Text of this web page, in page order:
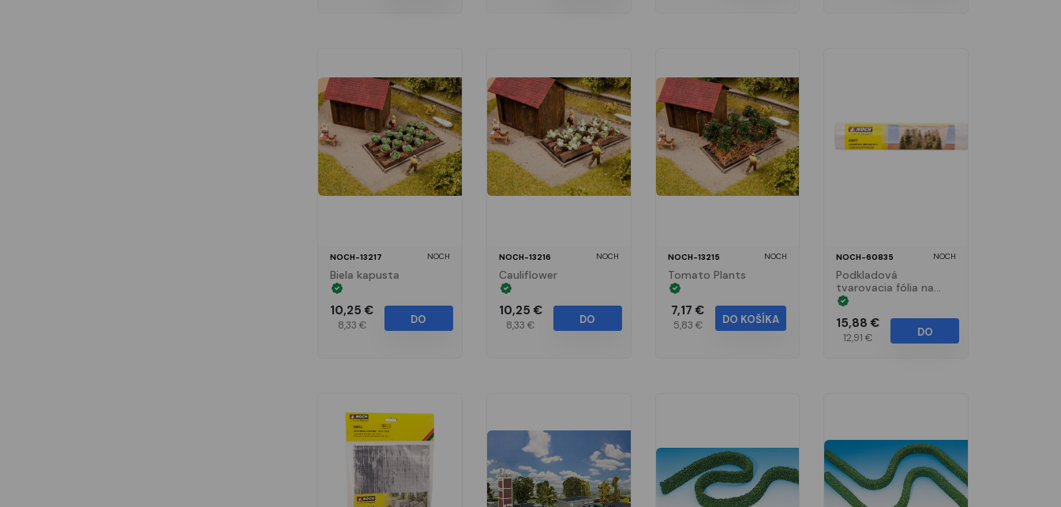
NOCH-13217 NOCH
Biela kapusta
10,25 €
8,33 € DO
NOCH-13216 NOCH
Cauliflower
10,25 €
8,33 € DO
NOCH-13215 NOCH
Tomato Plants
7,17 €
5,83 € DO KOŠÍKA
NOCH-60835 NOCH
Podkladová
tvarovacia fólia na
výrobu krajiny 150 x
15,88 €
12,91 € DO